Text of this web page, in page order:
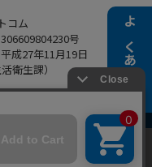
よくある質問
コム
号
成27年11月19日
衛生課）
サービス
ます。